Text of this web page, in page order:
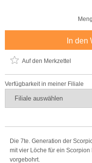
In den
Auf den Merkzettel
Verfügbarkeit in meiner Filiale
Die 7te. Generation der
mit vier Löche für ein
vorgebohrt.